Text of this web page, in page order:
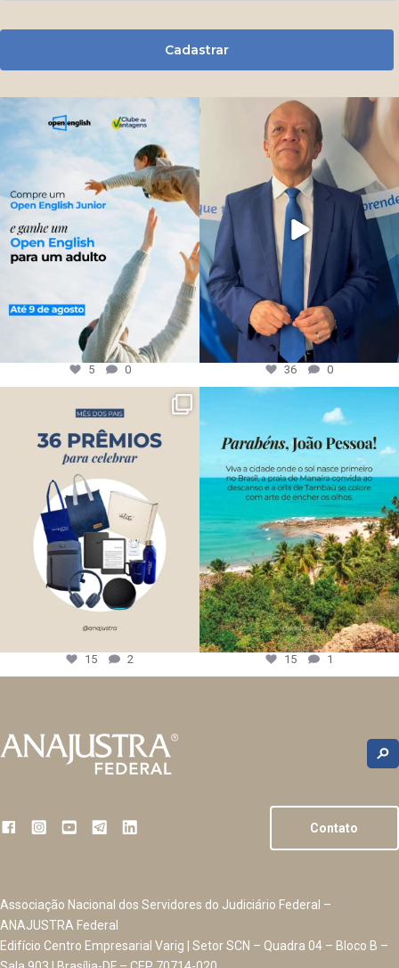
Cadastrar
5 0 36 0
15 2 15 1
Contato
Associação Nacional dos Servidores do Judiciário Federal –
ANAJUSTRA Federal
Edifício Centro Empresarial Varig | Setor SCN – Quadra 04 – Bloco B –